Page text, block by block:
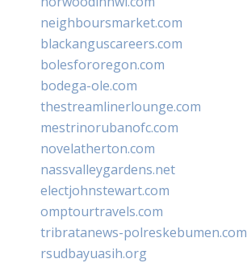
neighboursmarket.com
blackanguscareers.com
bolesfororegon.com
bodega-ole.com
thestreamlinerlounge.com
mestrinorubanofc.com
novelatherton.com
nassvalleygardens.net
electjohnstewart.com
omptourtravels.com
tribratanews-polreskebumen.com
rsudbayuasih.org